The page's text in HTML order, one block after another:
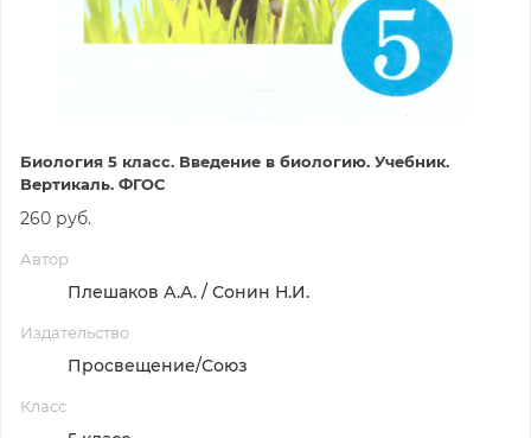
Биология 5 класс. Введение в биологию. Учебник.
Вертикаль. ФГОС
260 руб.
Автор
Плешаков А.А. / Сонин Н.И.
Издательство
Просвещение/Союз
Класс